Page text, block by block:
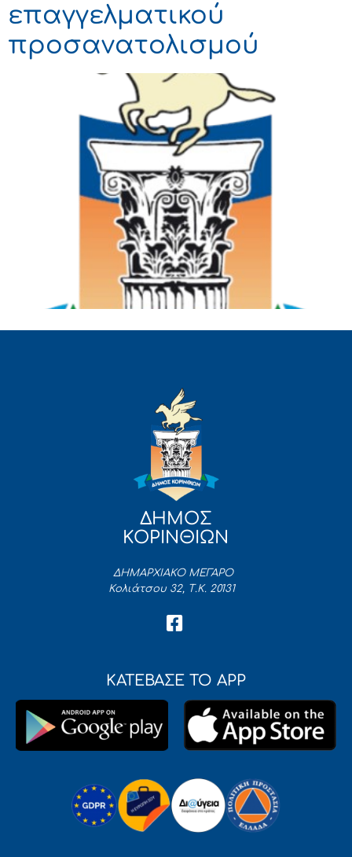
επαγγελματικού
προσανατολισμού
ΔΗΜΟΣ
ΚΟΡΙΝΘΙΩΝ
ΔΗΜΑΡΧΙΑΚΟ ΜΕΓΑΡΟ
Κολιάτσου 32, Τ.Κ. 20131
ΚΑΤΕΒΑΣΕ ΤΟ APP